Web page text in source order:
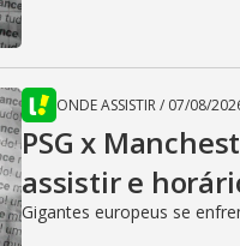
ONDE ASSISTIR/ 07/08/
PSG x
assistir e
Gigantes europeus se